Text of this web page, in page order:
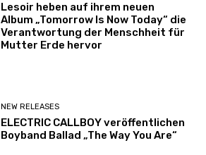
Lesoir heben auf ihrem neuen
Album „Tomorrow Is Now Today“ die
Verantwortung der Menschheit für
Mutter Erde hervor
NEW RELEASES
ELECTRIC CALLBOY veröffentlichen
Boyband Ballad „The Way You Are“